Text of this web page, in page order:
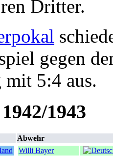
Dritter.
gegen
mit 5:4 aus.
1943
Abwehr
Willi Bayer